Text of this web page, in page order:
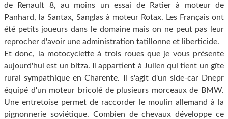
de Renault 8, au moins un essai de Ratier à moteur de
Panhard, la Santax, Sanglas à moteur Rotax. Les Français ont
été petits joueurs dans le domaine mais on ne peut pas leur
reprocher d'avoir une administration tatillonne et liberticide.
Et donc, la motocyclette à trois roues que je vous présente
aujourd'hui est un bitza. Il appartient à Julien qui tient un gîte
rural sympathique en Charente. Il s'agit d'un side-car Dnepr
équipé d'un moteur bricolé de plusieurs morceaux de BMW.
Une entretoise permet de raccorder le moulin allemand à la
pignonnerie soviétique. Combien de chevaux développe ce